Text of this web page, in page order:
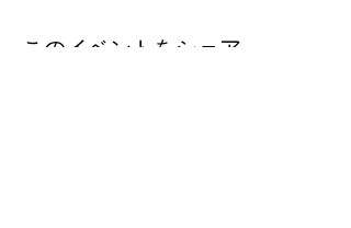
このイベントをシェア